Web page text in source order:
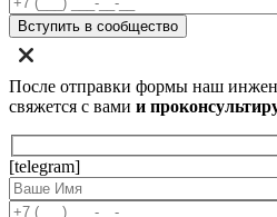
После отправки формы наш
свяжется с вами и
[telegram]